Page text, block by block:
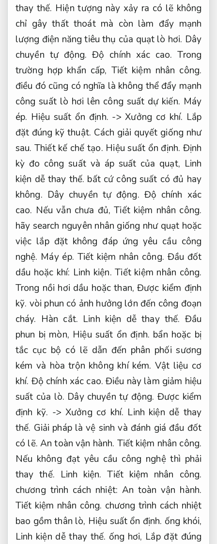
thay thế. Hiện tượng này xảy ra có lẽ không
chỉ gây thất thoát mà còn làm đẩy mạnh
lượng điện năng tiêu thụ của quạt lò hơi. Dây
chuyền tự động. Độ chính xác cao. Trong
trường hợp khẩn cấp, Tiết kiệm nhân công.
điều đó cũng có nghĩa là không thể đẩy mạnh
công suất lò hơi lên công suất dự kiến. Máy
ép. Hiệu suất ổn định. ->Xưởng cơ khí. Lắp
đặt đúng kỹ thuật. Cách giải quyết giống như
sau.Thiết kế chế tạo. Hiệu suất ổn định. Định
kỳ đo công suất và áp suất của quạt, Linh
kiện dễ thay thế. bất cứ công suất có đủ hay
không. Dây chuyền tự động. Độ chính xác
cao. Nếu vẫn chưa đủ,Tiết kiệm nhân công.
hãy search nguyên nhân giống như quạt hoặc
việc lắp đặt không đáp ứng yêu cầu công
nghệ. Máy ép. Tiết kiệm nhân công. Đầu đốt
dầu hoặc khí: Linh kiện. Tiết kiệm nhân công.
Trong nồi hơi dầu hoặc than,Được kiểm định
kỹ. vòi phun có ảnh hưởng lớn đến công đoạn
cháy. Hàn cắt. Linh kiện dễ thay thế. Đầu
phun bị mòn, Hiệu suất ổn định. bẩn hoặc bị
tắc cục bộ có lẽ dẫn đến phân phối sương
kém và hòa trộn không khí kém.Vật liệu cơ
khí. Độ chính xác cao. Điều này làm giảm hiệu
suất của lò. Dây chuyền tự động. Được kiểm
định kỹ. ->Xưởng cơ khí. Linh kiện dễ thay
thế. Giải pháp là vệ sinh và đánh giá đầu đốt
có lẽ.An toàn vận hành. Tiết kiệm nhân công.
Nếu không đạt yêu cầu công nghệ thì phải
thay thế. Linh kiện. Tiết kiệm nhân công.
chương trình cách nhiệt: An toàn vận hành.
Tiết kiệm nhân công. chương trình cách nhiệt
bao gồm thân lò, Hiệu suất ổn định. ống khói,
Linh kiện dễ thay thế. ống hơi, Lắp đặt đúng